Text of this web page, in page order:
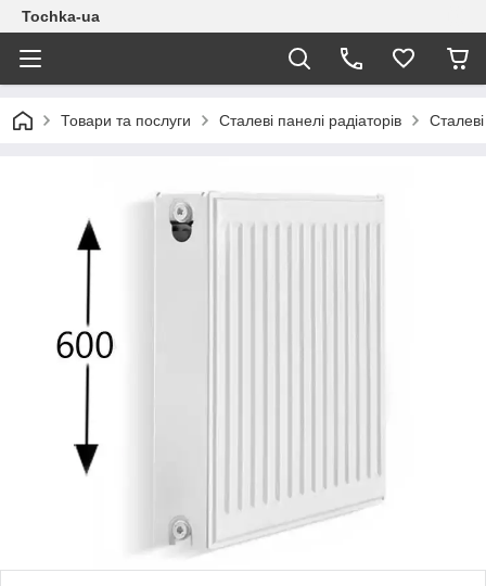
Tochka-ua
Товари та послуги Сталеві панелі радіаторів